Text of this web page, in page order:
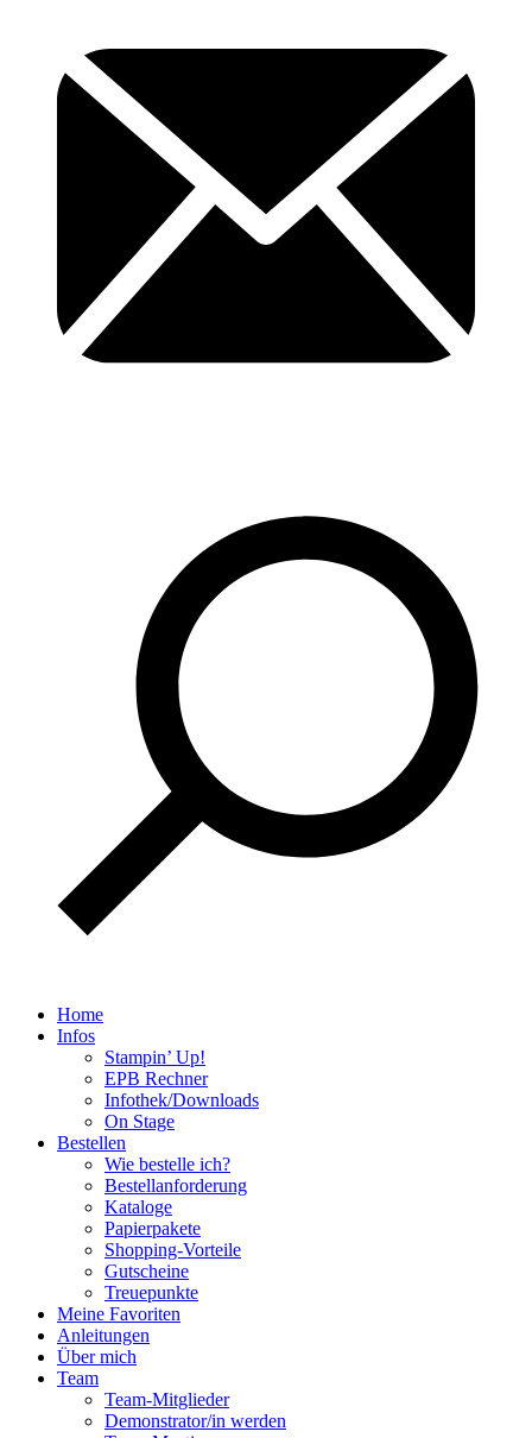
Home
Infos
Stampin’ Up!
EPB Rechner
Infothek/Downloads
On Stage
Bestellen
Wie bestelle ich?
Bestellanforderung
Kataloge
Papierpakete
Shopping-Vorteile
Gutscheine
Treuepunkte
Meine Favoriten
Anleitungen
Über mich
Team
Team-Mitglieder
Demonstrator/in werden